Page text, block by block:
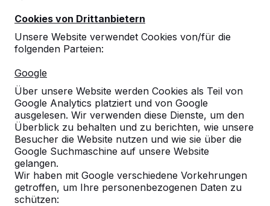
Cookies von Drittanbietern
Unsere Website verwendet Cookies von/für die
folgenden Parteien:
Google
Über unsere Website werden Cookies als Teil von
Google Analytics platziert und von Google
ausgelesen. Wir verwenden diese Dienste, um den
Überblick zu behalten und zu berichten, wie unsere
Besucher die Website nutzen und wie sie über die
Google Suchmaschine auf unsere Website
gelangen.
Wir haben mit Google verschiedene Vorkehrungen
getroffen, um Ihre personenbezogenen Daten zu
schützen:
Referenzen
Unsere Produkte finden Sie in ganz Europa
und darüber hinaus. Sehen Sie hier, wo Sie
ein HeBlad-Produkt in Ihrer Nähe finden.
Produkt
Alles anzeigen
Kategorie